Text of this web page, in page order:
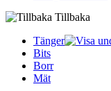
Tillbaka
Tänger
Bits
Borr
Mät